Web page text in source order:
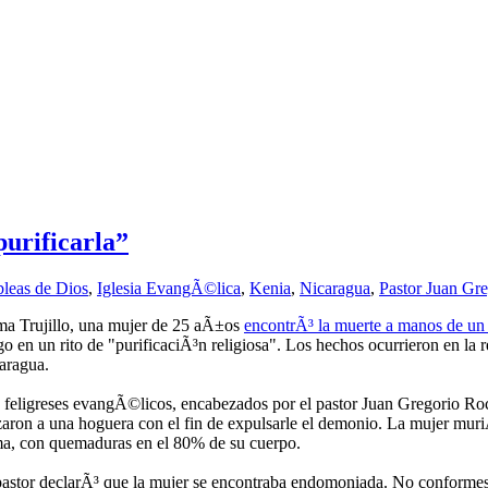
de Dios, Iglesia EvangÃ©lica, Kenia, Nicaragua, Pastor Juan
Trujillo, una mujer de 25 aÃ±os encontrÃ³ la muerte a manos de
en un rito de "purificaciÃ³n religiosa". Los hechos ocurrieron en la
evangÃ©licos, encabezados por el pastor Juan Gregorio
a una hoguera con el fin de expulsarle el demonio. La mujer
con quemaduras en el 80% de su cuerpo.
declarÃ³ que la mujer se encontraba endomoniada. No